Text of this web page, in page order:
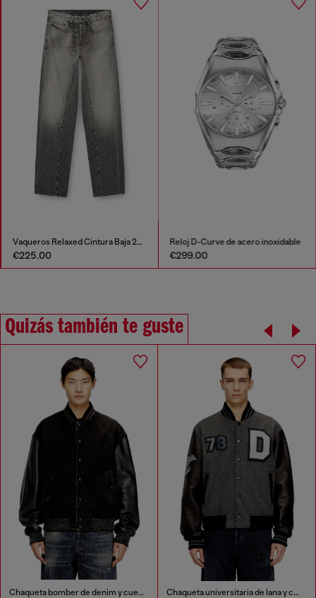
Vaqueros Relaxed Cintura Baja 2001 D-Macro
€225.00
Reloj D-Curve de acero inoxidable
€299.00
Quizás también te guste
Chaqueta bomber de denim y cuero Chaqueta universitaria de lana y cuero